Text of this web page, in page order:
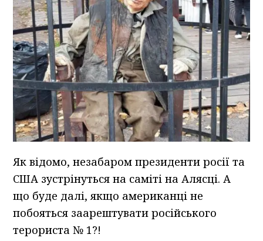
Як відомо, незабаром президенти росії та
США зустрінуться на саміті на Алясці. А
що буде далі, якщо американці не
побояться заарештувати російського
терориста № 1?!